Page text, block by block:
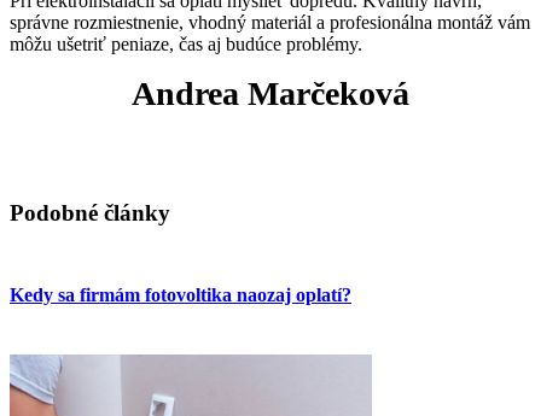
správne rozmiestnenie, vhodný materiál a profesionálna montáž vám
môžu ušetriť peniaze, čas aj budúce problémy.
Andrea Marčeková
Podobné články
Kedy sa firmám fotovoltika naozaj oplatí?